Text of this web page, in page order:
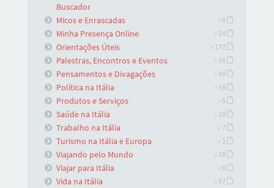
Buscador
Micos e Enrascadas » 9
Minha Presença Online » 24
Orientações Úteis » 177
Palestras, Encontros e Eventos » 16
Pensamentos e Divagações » 49
Política na Itália » 18
Produtos e Serviços » 5
Saúde na Itália » 10
Trabalho na Itália » 7
Turismo na Itália e Europa » 1
Viajando pelo Mundo » 18
Viajar para Itália » 6
Vida na Itália » 97